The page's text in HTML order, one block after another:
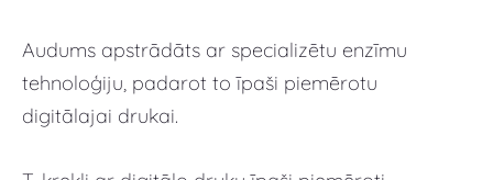
Audums apstrādāts ar specializētu enzīmu
tehnoloģiju, padarot to īpaši piemērotu
digitālajai drukai.